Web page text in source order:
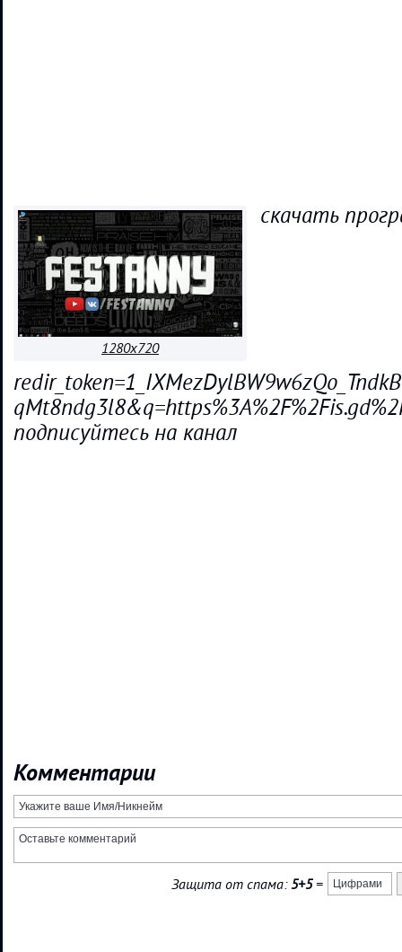
1280x720
скачать
подписуйтесь на канал
Комментарии
Защита от спама:5+5=